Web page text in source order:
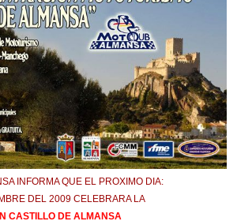
INFORMA QUE EL PROXIMO DIA:
DEL 2009 CELEBRARA LA
CASTILLO DE ALMANSA